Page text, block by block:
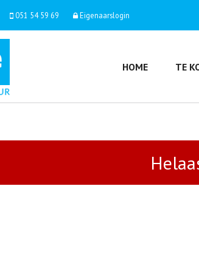
051 54 59 69 Eigenaarslogin
HOME TE